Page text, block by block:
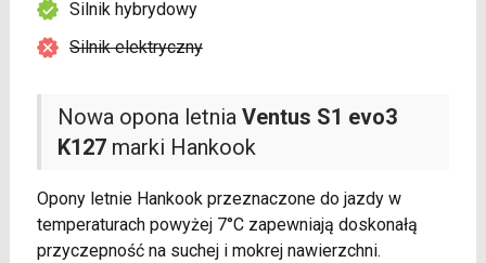
Nowa opona letnia Ventus S1 evo3
K127marki Hankook
Opony letnie Hankook przeznaczone do jazdy w
temperaturach powyżej 7°C zapewniają doskonałą
przyczepność na suchej i mokrej nawierzchni.
Silnik hybrydowy
Silnik elektryczny